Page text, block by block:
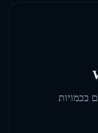
בכמויות